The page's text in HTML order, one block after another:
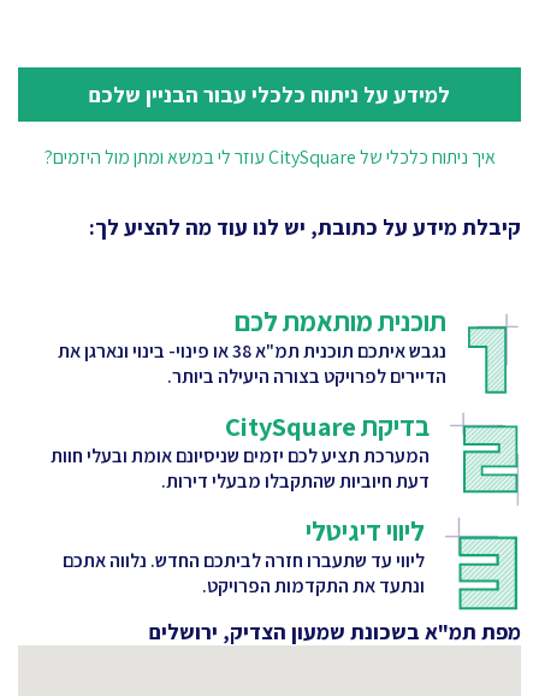
למידע על ניתוח כלכלי עבור הבניין שלכם
איך ניתוח כלכלי של CitySquare עוזר לי במשא ומתן מול היזמים?
קיבלת מידע על כתובת, יש לנו עוד מה להציע לך:
תוכנית מותאמת לכם
נגבש איתכם תוכנית תמ"א 38 או פינוי- בינוי ונארגן את
הדיירים לפרויקט בצורה היעילה ביותר.
בדיקת CitySquare
המערכת תציע לכם יזמים שניסיונם אומת ובעלי חוות
דעת חיוביות שהתקבלו מבעלי דירות.
ליווי דיגיטלי
ליווי עד שתעברו חזרה לביתכם החדש. נלווה אתכם
ונתעד את התקדמות הפרויקט.
מפת תמ"א בשכונת שמעון הצדיק, ירושלים